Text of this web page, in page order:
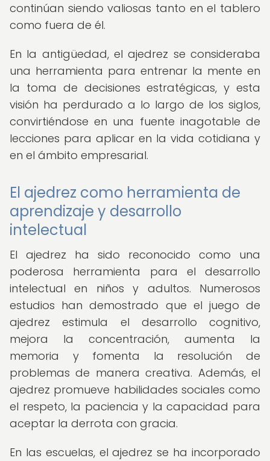
continúan siendo valiosas tanto en el tablero
como fuera de él.
En la antigüedad, el ajedrez se consideraba
una herramienta para entrenar la mente en
la toma de decisiones estratégicas, y esta
visión ha perdurado a lo largo de los siglos,
convirtiéndose en una fuente inagotable de
lecciones para aplicar en la vida cotidiana y
en el ámbito empresarial.
El ajedrez como herramienta de
aprendizaje y desarrollo
intelectual
El ajedrez ha sido reconocido como una
poderosa herramienta para el desarrollo
intelectual en niños y adultos. Numerosos
estudios han demostrado que el juego de
ajedrez estimula el desarrollo cognitivo,
mejora la concentración, aumenta la
memoria y fomenta la resolución de
problemas de manera creativa. Además, el
ajedrez promueve habilidades sociales como
el respeto, la paciencia y la capacidad para
aceptar la derrota con gracia.
En las escuelas, el ajedrez se ha incorporado